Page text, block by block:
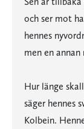
och ser mot
hennes
men en annan
Hur länge
säger hennes
Kolbein.